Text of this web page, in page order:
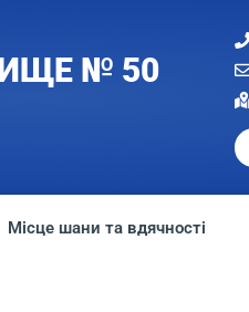
№ 50
Місце шани та вдячності